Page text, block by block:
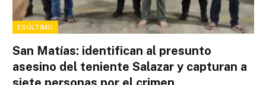
ESÚLTIMO
San Matías: identifican al presunto
asesino del teniente Salazar y capturan a